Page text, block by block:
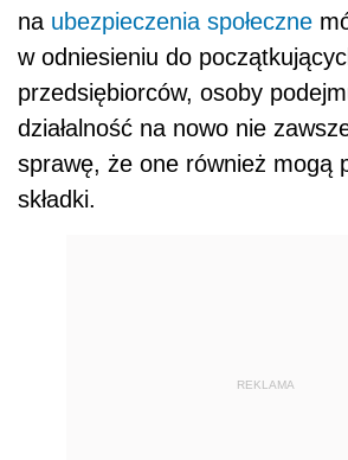
na ubezpieczenia społeczne
w odniesieniu do
przedsiębiorców, osoby
działalność na nowo nie
sprawę, że one również mogą
składki.
REKLAMA